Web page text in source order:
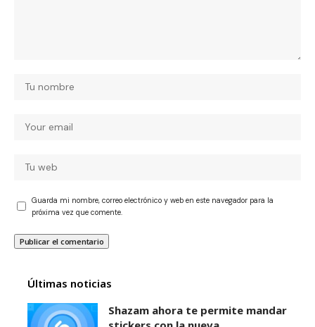
Guarda mi nombre, correo electrónico y web en este navegador para la
próxima vez que comente.
Últimas noticias
Shazam ahora te permite mandar